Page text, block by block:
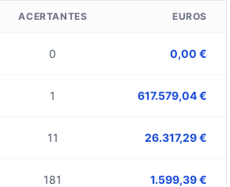
ACERTANTES EUROS
0 0,00 €
1 617.579,04 €
11 26.317,29 €
181 1.599,39 €